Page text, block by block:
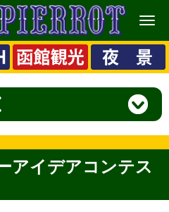
メ
ニ
ュ
ー
アイデアコンテス